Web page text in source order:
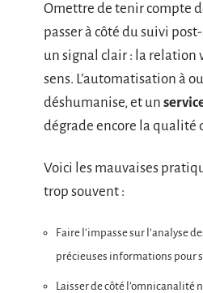
Omettre de tenir compte
passer à côté du suivi
un signal clair : la relation
sens. L’automatisation à
déshumanise, et un
dégrade encore la qualité
Voici les mauvaises
trop souvent :
Faire l’impasse sur l’analyse
précieuses informations pour
Laisser de côté l’omnicanalité